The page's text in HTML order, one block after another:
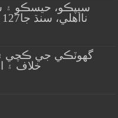
سيپڪو، حيسڪو
نااهلي، سنڌ جا127 ارب رپيا ٻڏي ويا؟
گهوٽڪي جي ڪچي ۾
خلاف ۽